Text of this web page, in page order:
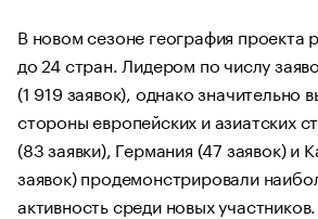
В новом сезоне география проекта
до 24 стран. Лидером по числу
(1 919 заявок), однако значительно
стороны европейских и азиатских
(83 заявки), Германия (47 заявок) и
заявок) продемонстрировали
активность среди новых участников.